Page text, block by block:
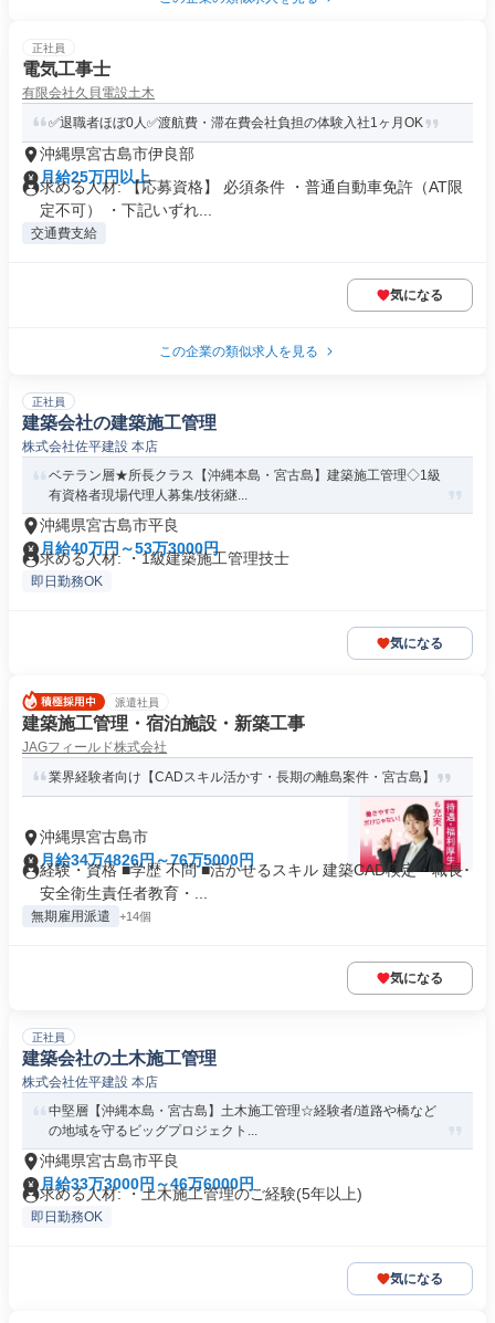
正社員
電気工事士
有限会社久貝電設土木
✅退職者ほぼ0人✅渡航費・滞在費会社負担の体験入社1ヶ月OK
沖縄県宮古島市伊良部
月給25万円以上
求める人材: 【応募資格】 必須条件 ・普通自動車免許（AT限
定不可） ・下記いずれ...
交通費支給
気になる
この企業の類似求人を見る
正社員
建築会社の建築施工管理
株式会社佐平建設 本店
ベテラン層★所長クラス【沖縄本島・宮古島】建築施工管理◇1級
有資格者現場代理人募集/技術継...
沖縄県宮古島市平良
月給40万円～53万3000円
求める人材: ・1級建築施工管理技士
即日勤務OK
気になる
派遣社員
建築施工管理・宿泊施設・新築工事
JAGフィールド株式会社
業界経験者向け【CADスキル活かす・長期の離島案件・宮古島】
沖縄県宮古島市
月給34万4826円～76万5000円
経験・資格 ■学歴 不問 ■活かせるスキル 建築CAD検定・職長･
安全衛生責任者教育・...
無期雇用派遣 +14個
気になる
正社員
建築会社の土木施工管理
株式会社佐平建設 本店
中堅層【沖縄本島・宮古島】土木施工管理☆経験者/道路や橋など
の地域を守るビッグプロジェクト...
沖縄県宮古島市平良
月給33万3000円～46万6000円
求める人材: ・土木施工管理のご経験(5年以上)
即日勤務OK
気になる